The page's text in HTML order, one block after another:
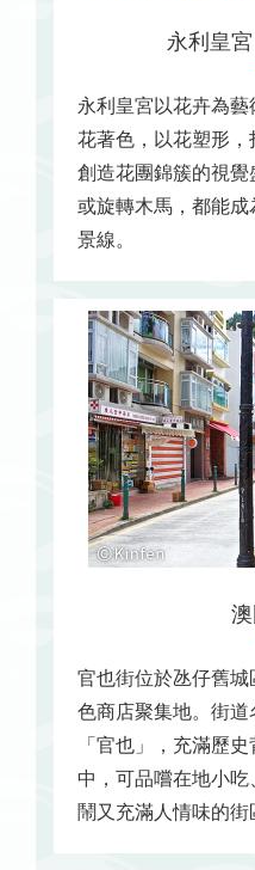
永利皇
永利皇宮以花卉為
花著色，以花塑形，
創造花團錦簇的視
或旋轉木馬，都能
景線。
官也街位於氹仔舊
色商店聚集地。街
「官也」，充滿歷
中，可品嚐在地小
鬧又充滿人情味的街